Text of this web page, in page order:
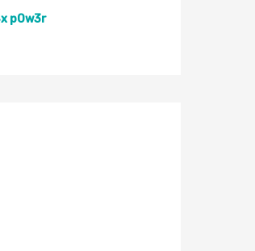
p0w3r